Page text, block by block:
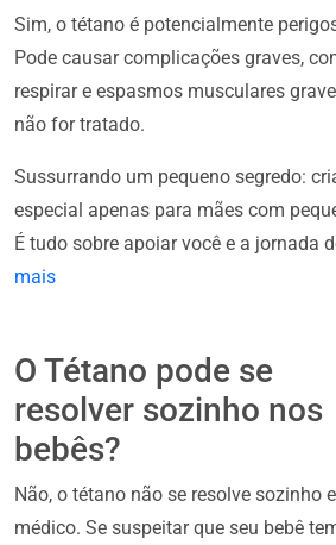
Sim, o tétano é potencialmente
Pode causar complicações graves,
respirar e espasmos musculares
não for tratado.
Sussurrando um pequeno segredo:
especial apenas para mães com
É tudo sobre apoiar você e a jornada
mais
O Tétano pode se
resolver sozinho nos
bebês?
Não, o tétano não se resolve sozinho
médico. Se suspeitar que seu bebê